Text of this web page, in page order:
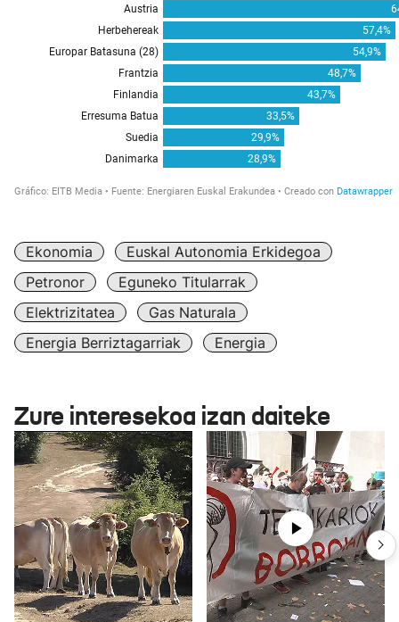
Ekonomia
Euskal Autonomia Erkidegoa
Petronor
Eguneko Titularrak
Elektrizitatea
Gas Naturala
Energia Berriztagarriak
Energia
Zure interesekoa izan daiteke